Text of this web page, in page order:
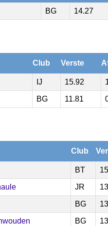
BG 14.27
Club Verste
IJ 15.92
BG 11.81
Club
BT
JR
BG
BG